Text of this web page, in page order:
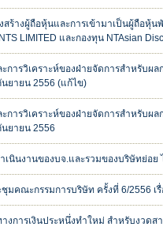
สร้างผู้ถือหุ้นและการเข้ามาเป็นผู้ถือหุ้น
LIMITED และกองทุน NTAsian
การวิเคราะห์ของฝ่ายจัดการสำหรับผ
ยายน 2556 (แก้ไข)
การวิเคราะห์ของฝ่ายจัดการสำหรับผ
ยายน 2556
เนินงานของบจ.และรวมของบริษัทย่อย
มคณะกรรมการบริษัท ครั้งที่ 6/2556 เ
งการเงินประหนึ่งทำใหม่ สำหรับงวด